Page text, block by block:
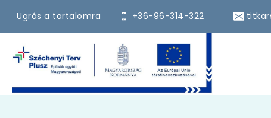
Ugrás a tartalomra +36-96-314-322